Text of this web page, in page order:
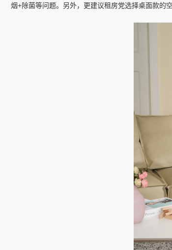
烟+除菌等问题。另外，更建议租房党选择桌面款的